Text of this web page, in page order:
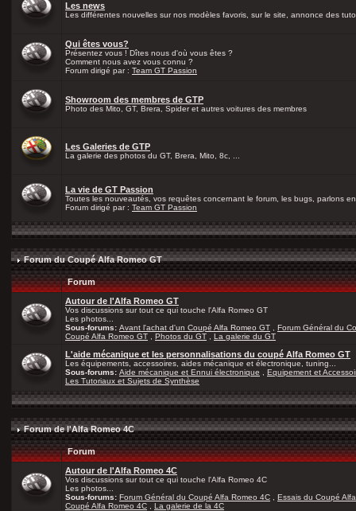
Les news
Les différentes nouvelles sur nos modèles favoris, sur le site, annonce des
Qui êtes vous?
Présentez vous ! Dîtes nous d'où vous êtes ?
Comment nous avez vous connu ?
Forum dirigé par : Team GT Passion
Showroom des membres de GTP
Photo des Mito, GT, Brera, Spider et autres voitures des membres
Les Galeries de GTP
La galerie des photos du GT, Brera, Mito, 8c, ...
La vie de GT Passion
Toutes les nouveautés, vos requêtes concernant le forum, les bugs, parlons
Forum dirigé par : Team GT Passion
Forum du Coupé Alfa Romeo GT
Forum
Autour de l'Alfa Romeo GT
Vos discussions sur tout ce qui touche l'Alfa Romeo GT
Les photos...
Sous-forums: Avant l'achat d'un Coupé Alfa Romeo GT
Forum Général du
Coupé Alfa Romeo GT
Photos du GT La galerie du GT
L'aide mécanique et les personnalisations du coupé Alfa Romeo GT
Les équipements, accessoires, aides mécanique et électronique, tuning...
Sous-forums: Aide mécanique et Ennui électronique
Equipement et
Les Tutoriaux et Sujets de Synthèse
Forum de l'Alfa Romeo 4C
Forum
Autour de l'Alfa Romeo 4C
Vos discussions sur tout ce qui touche l'Alfa Romeo 4C
Les photos...
Sous-forums: Forum Général du Coupé Alfa Romeo 4C
Essais du Coupé
Coupé Alfa Romeo 4C
La galerie de la 4C